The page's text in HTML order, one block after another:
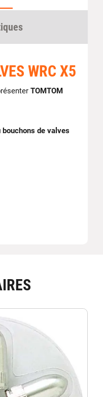
WRC X5
TOMTOM
bouchons de valves